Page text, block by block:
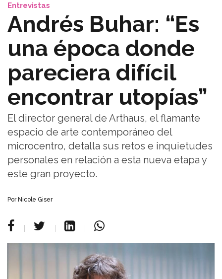
Entrevistas
Andrés Buhar: “Es
una época donde
pareciera difícil
encontrar utopías”
El director general de Arthaus, el flamante
espacio de arte contemporáneo del
microcentro, detalla sus retos e inquietudes
personales en relación a esta nueva etapa y
este gran proyecto.
Por Nicole Giser